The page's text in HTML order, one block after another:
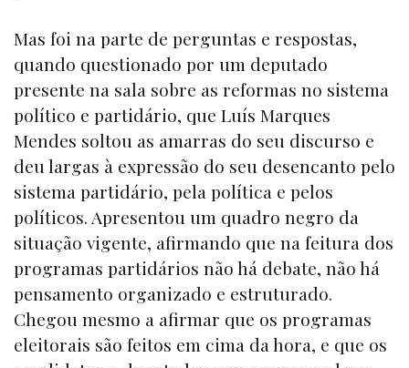
Mas foi na parte de perguntas e respostas,
quando questionado por um deputado
presente na sala sobre as reformas no sistema
político e partidário, que Luís Marques
Mendes soltou as amarras do seu discurso e
deu largas à expressão do seu desencanto pelo
sistema partidário, pela política e pelos
políticos. Apresentou um quadro negro da
situação vigente, afirmando que na feitura dos
programas partidários não há debate, não há
pensamento organizado e estruturado.
Chegou mesmo a afirmar que os programas
eleitorais são feitos em cima da hora, e que os